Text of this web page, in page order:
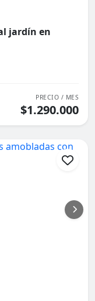
jardín en
PRECIO / MES
$1.290.000